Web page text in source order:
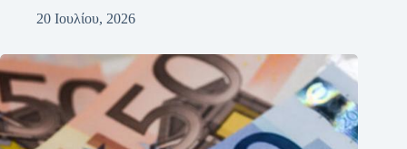
20 Ιουλίου, 2026